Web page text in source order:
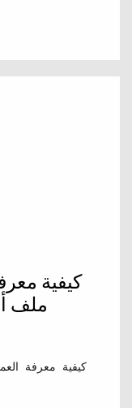
كيفية
ملف
كيفية معرفة